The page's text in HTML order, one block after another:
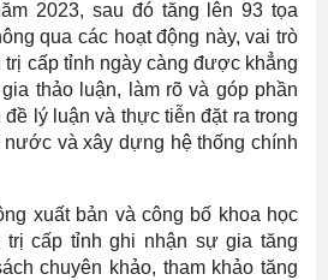
2023, sau đó tăng lên 93 tọa
qua các hoạt động này, vai trò
cấp tỉnh ngày càng được khẳng
thảo luận, làm rõ và góp phần
lý luận và thực tiễn đặt ra trong
và xây dựng hệ thống chính
xuất bản và công bố khoa học
cấp tỉnh ghi nhận sự gia tăng
chuyên khảo, tham khảo tăng